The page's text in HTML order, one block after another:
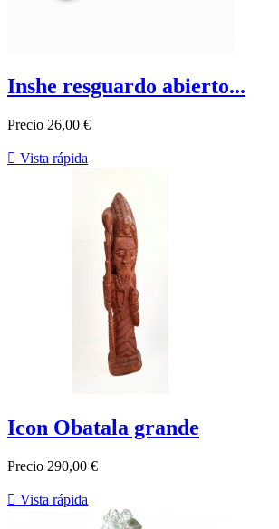
Inshe resguardo abierto...
Precio 26,00 €
 Vista rápida
Icon Obatala grande
Precio 290,00 €
 Vista rápida